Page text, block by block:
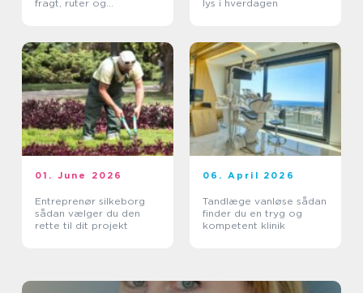
fragt, ruter og
lys i hverdagen
01. June 2026
Entreprenør silkeborg
sådan vælger du den
rette til dit projekt
06. April 2026
Tandlæge vanløse sådan
finder du en tryg og
kompetent klinik